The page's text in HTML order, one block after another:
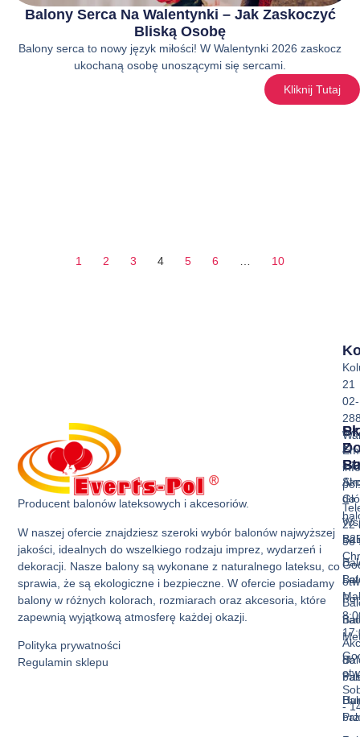
Balony Serca Na Walentynki – Jak Zaskoczyć
Bliską Osobę
Balony serca to nowy język miłości! W Walentynki 2026 zaskocz
ukochaną osobę unoszącymi się sercami.
Kliknij Tutaj
1 2 3 4 5 6 10
Producent balonów lateksowych i akcesoriów.
W naszej ofercie znajdziesz szeroki wybór balonów najwyższej
jakości, idealnych do wszelkiego rodzaju imprez, wydarzeń i
dekoracji. Nasze balony są wykonane z naturalnego lateksu, co
sprawia, że są ekologiczne i bezpieczne. W ofercie posiadamy
balony w różnych kolorach, rozmiarach oraz akcesoria, które
zapewnią wyjątkową atmosferę każdej okazji.
Polityka prywatności
Regulamin sklepu
Z
do
do
21
02-
22
36
-